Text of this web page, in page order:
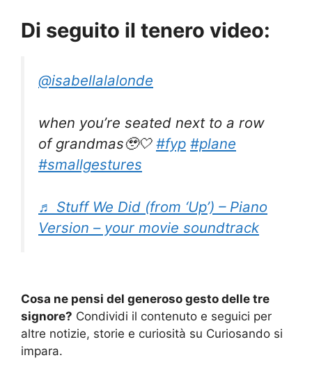
Di seguito il tenero video:
@isabellalalonde
when you’re seated next to a row
of grandmas🥹🤍 #fyp #plane
#smallgestures
♬ Stuff We Did (from ‘Up’) – Piano
Version – your movie soundtrack
Cosa ne pensi del generoso gesto delle tre
signore? Condividi il contenuto e seguici per
altre notizie, storie e curiosità su Curiosando si
impara.